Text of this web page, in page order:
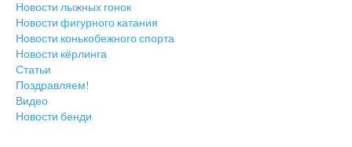
Новости лыжных гонок
Новости фигурного катания
Новости конькобежного спорта
Новости кёрлинга
Статьи
Поздравляем!
Видео
Новости бенди